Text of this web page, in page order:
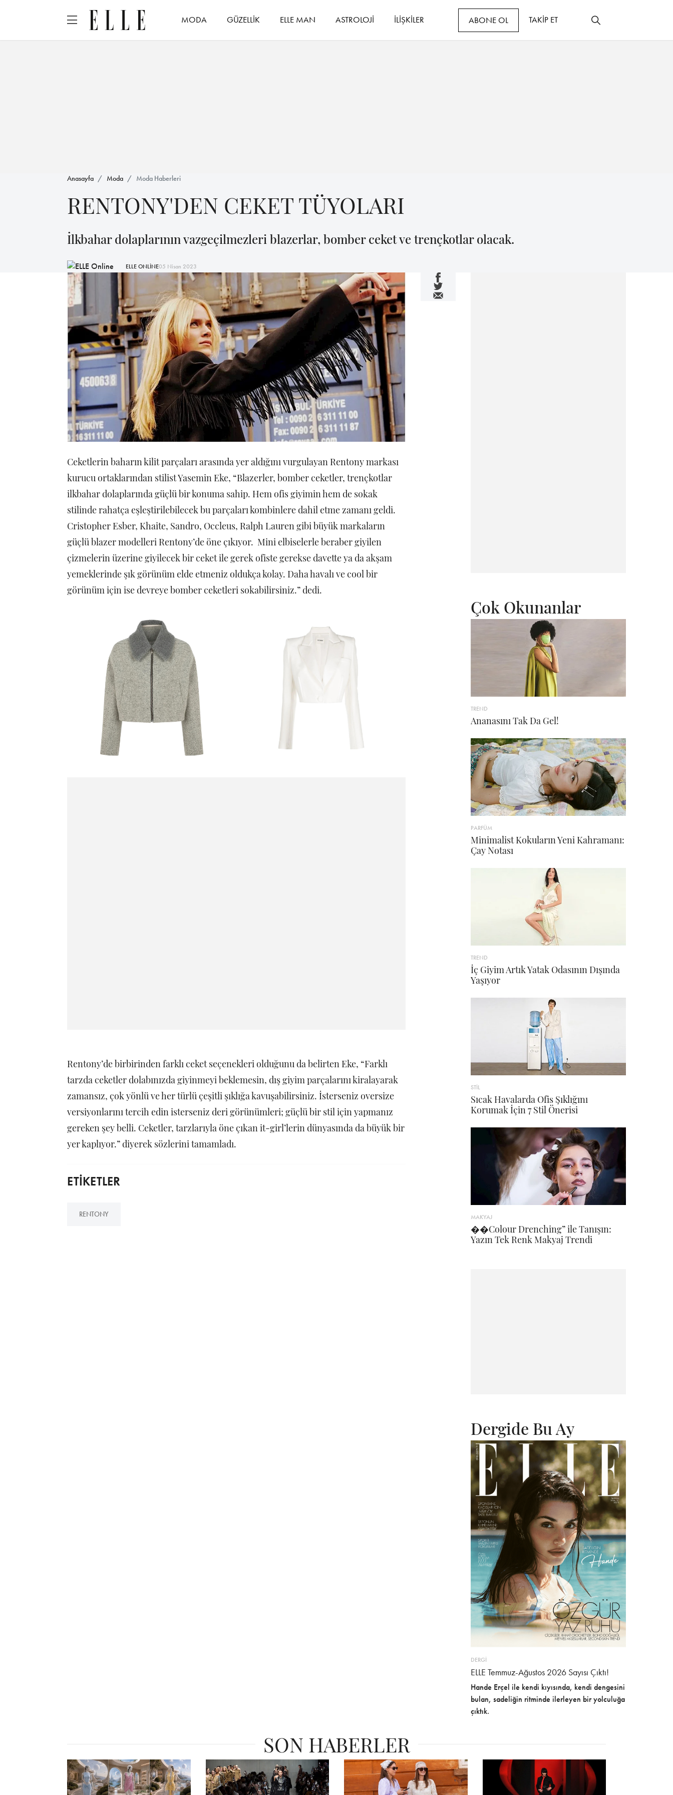
MODA GÜZELLİK ELLE MAN ASTROLOJİ İLİŞKİLER ABONE OL TAKİP ET
Anasayfa Moda Moda Haberleri
RENTONY'DEN CEKET TÜYOLARI
İlkbahar dolaplarının vazgeçilmezleri blazerlar, bomber ceket ve trençkotlar olacak.
ELLE ONLİNE05 Nisan 2023
Ceketlerin baharın kilit parçaları arasında yer aldığını vurgulayan Rentony markası
kurucu ortaklarından stilist Yasemin Eke, “Blazerler, bomber ceketler, trençkotlar
ilkbahar dolaplarında güçlü bir konuma sahip. Hem ofis giyimin hem de sokak
stilinde rahatça eşleştirilebilecek bu parçaları kombinlere dahil etme zamanı geldi.
Cristopher Esber, Khaite, Sandro, Occleus, Ralph Lauren gibi büyük markaların
güçlü blazer modelleri Rentony’de öne çıkıyor. Mini elbiselerle beraber giyilen
çizmelerin üzerine giyilecek bir ceket ile gerek ofiste gerekse davette ya da akşam
yemeklerinde şık görünüm elde etmeniz oldukça kolay. Daha havalı ve cool bir
görünüm için ise devreye bomber ceketleri sokabilirsiniz.” dedi.
Rentony’de birbirinden farklı ceket seçenekleri olduğunu da belirten Eke, “Farklı
tarzda ceketler dolabınızda giyinmeyi beklemesin, dış giyim parçalarını kiralayarak
zamansız, çok yönlü ve her türlü çeşitli şıklığa kavuşabilirsiniz. İsterseniz oversize
versiyonlarını tercih edin isterseniz deri görünümleri; güçlü bir stil için yapmanız
gereken şey belli. Ceketler, tarzlarıyla öne çıkan it-girl’lerin dünyasında da büyük bir
yer kaplıyor.” diyerek sözlerini tamamladı.
ETİKETLER
RENTONY
Çok Okunanlar
TREND
Ananasını Tak Da Gel!
PARFÜM
Minimalist Kokuların Yeni Kahramanı:
Çay Notası
TREND
İç Giyim Artık Yatak Odasının Dışında
Yaşıyor
STİL
Sıcak Havalarda Ofis Şıklığını
Korumak İçin 7 Stil Önerisi
MAKYAJ
��Colour Drenching” ile Tanışın:
Yazın Tek Renk Makyaj Trendi
Dergide Bu Ay
DERGİ
ELLE Temmuz-Ağustos 2026 Sayısı Çıktı!
Hande Erçel ile kendi kıyısında, kendi dengesini
bulan, sadeliğin ritminde ilerleyen bir yolculuğa
çıktık.
SON HABERLER